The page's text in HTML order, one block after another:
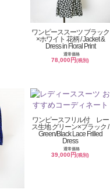
ワンピーススーツ ブラック
×ホワイト 花柄 / Jacket &
Dress in Floral Print
通常価格
78,000円(税別)
ワンピースフリル付 レー
ス生地 グリーン×ブラック /
Green/Black Lace Frilled
Dress
通常価格
39,000円(税別)